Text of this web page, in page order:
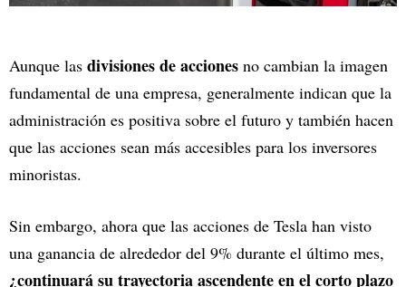
Aunque las divisiones de acciones no cambian la imagen
fundamental de una empresa, generalmente indican que la
administración es positiva sobre el futuro y también hacen
que las acciones sean más accesibles para los inversores
minoristas.
Sin embargo, ahora que las acciones de Tesla han visto
una ganancia de alrededor del 9% durante el último mes,
¿continuará su trayectoria ascendente en el corto plazo